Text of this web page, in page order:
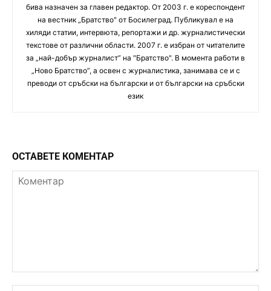
бива назначен за главен редактор. От 2003 г. е кореспондент
на вестник „Братство" от Босилеград. Публикувал е на
хиляди статии, интервюта, репортажи и др. журналистически
текстове от различни области. 2007 г. е избран от читателите
за „най-добър журналист” на "Братство". В момента работи в
„Ново Братство”, а освен с журналистика, занимава се и с
преводи от сръбски на български и от български на сръбски
език
ОСТАВЕТЕ КОМЕНТАР